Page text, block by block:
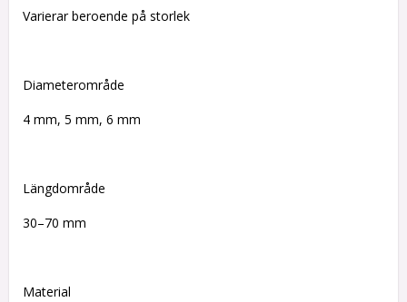
Varierar beroende på storlek
Diameterområde
4 mm, 5 mm, 6 mm
Längdområde
30–70 mm
Material